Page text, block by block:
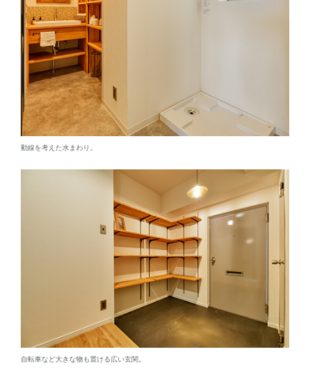
動線を考えた水まわり。
自転車など大きな物も置ける広い玄関。